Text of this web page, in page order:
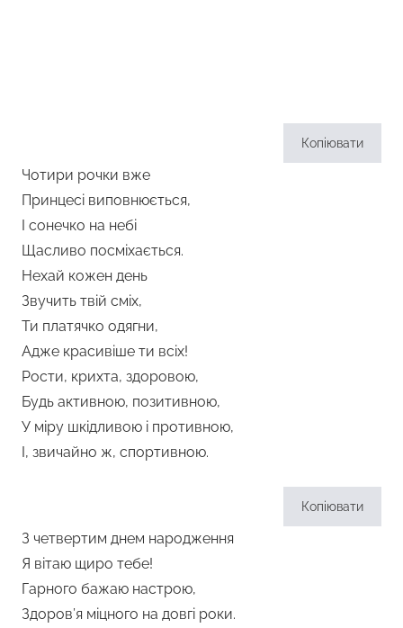
Копіювати
Чотири рочки вже
Принцесі виповнюється,
І сонечко на небі
Щасливо посміхається.
Нехай кожен день
Звучить твій сміх,
Ти платячко одягни,
Адже красивіше ти всіх!
Рости, крихта, здоровою,
Будь активною, позитивною,
У міру шкідливою і противною,
І, звичайно ж, спортивною.
Копіювати
З четвертим днем народження
Я вітаю щиро тебе!
Гарного бажаю настрою,
Здоров’я міцного на довгі роки.